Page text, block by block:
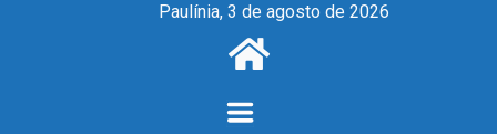
Paulínia, 3 de agosto de 2026